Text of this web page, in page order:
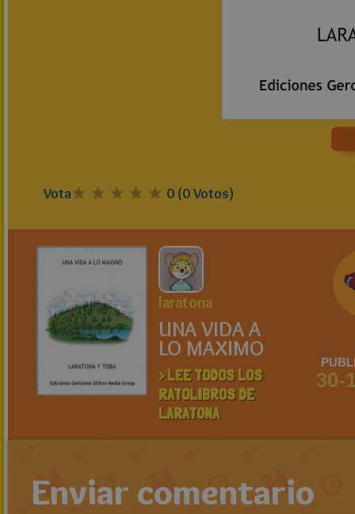
Vota 0 (0Votos)
laratona
UNA VIDA A
LO MAXIMO
> LEE TODOS LOS
RATOLIBROS DE
LARATONA
30-
Enviar comentario